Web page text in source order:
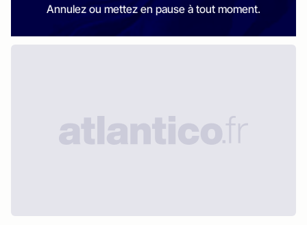
Annulez ou mettez en pause à tout moment.